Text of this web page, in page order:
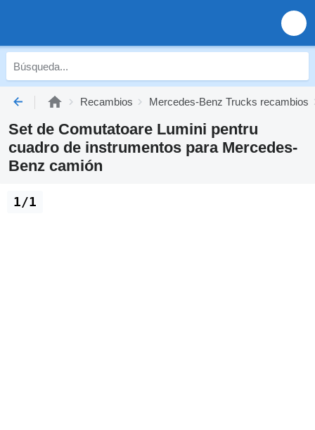
Recambios Mercedes-Benz Trucks recambios
Set de Comutatoare Lumini pentru
cuadro de instrumentos para Mercedes-
Benz camión
1/1